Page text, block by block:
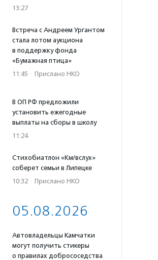
13:27
Встреча с Андреем Ургантом
стала лотом аукциона
в поддержку фонда
«Бумажная птица»
11:45 · Прислано НКО
В ОП РФ предложили
установить ежегодные
выплаты на сборы в школу
11:24
Стихобиатлон «Км/вслух»
соберет семьи в Липецке
10:32 · Прислано НКО
05.08.2026
Автовладельцы Камчатки
могут получить стикеры
о правилах добрососедства